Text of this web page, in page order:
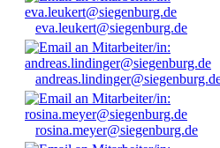
eva.leukert@siegenburg.de
rosina.meyer@siegenburg.de